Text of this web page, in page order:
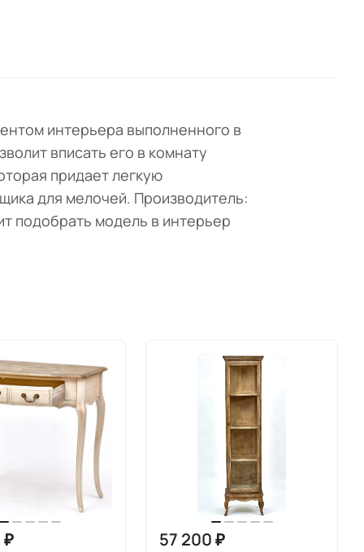
интерьера выполненного в
вписать его в комнату
придает легкую
для мелочей. Производитель:
подобрать модель в интерьер
₽ 57 200 ₽